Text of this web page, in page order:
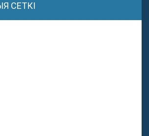
СЕТКІ